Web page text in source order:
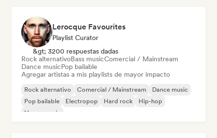
Lerocque Favourites
Playlist Curator
&gt; 3200 respuestas dadas
Rock alternativoBass musicComercial / Mainstream
Dance musicPop bailable
Agregar artistas a mis playlists de mayor impacto
Rock alternativo Comercial / Mainstream
Dance music
Pop bailable
Electropop Hard rock
Hip-hop
House music